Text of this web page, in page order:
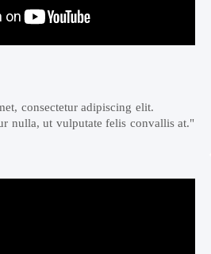
consectetur adipiscing elit.
nulla, ut vulputate felis convallis at."